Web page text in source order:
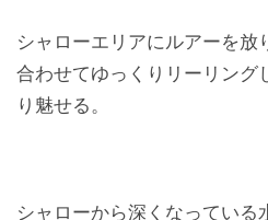
シャローエリアにルアーを放
合わせてゆっくりリーリング
り魅せる。
シャローから深くなっている